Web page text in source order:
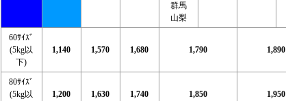
群馬
山梨
60ｻｲｽﾞ
(5kg以
下)
1,140 1,570 1,680 1,790 1,890
80ｻｲｽﾞ
(5kg以
1,200 1,630 1,740 1,850 1,950